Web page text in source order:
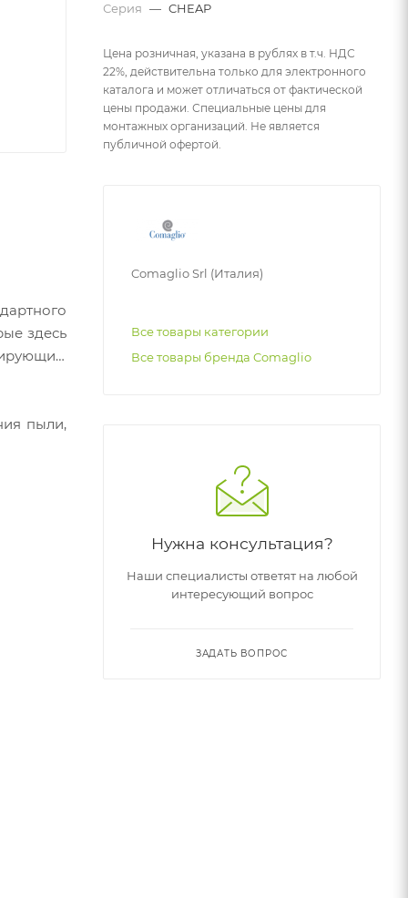
здесь
пыли,
Серия — CHEAP
Цена розничная, указана в рублях в т.ч. НДС
22%, действительна только для электронного
каталога и может отличаться от фактической
цены продажи. Специальные цены для
монтажных организаций. Не является
публичной офертой.
Comaglio Srl (Италия)
Все товары категории
Все товары бренда Comaglio
Нужна консультация?
Наши специалисты ответят на любой
интересующий вопрос
ЗАДАТЬ ВОПРОС